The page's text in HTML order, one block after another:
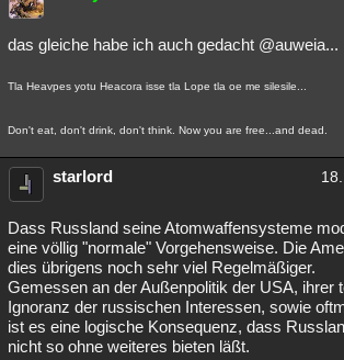
das gleiche habe ich auch gedacht @auweia...
Tla Heavpes yotu Heacora isse tla Lope tla oe me silesile...
Don't eat, don't drink, don't think. Now you are free...and dead.
starlord
Dass Russland seine Atomwaffensysteme
eine völlig "normale" Vorgehensweise. Die
dies übrigens noch sehr viel Regelmäßiger.
Gemessen an der Außenpolitik der USA, ihrer
Ignoranz der russischen Interessen, sowie
ist es eine logische Konsequenz, dass
nicht so ohne weiteres bieten läßt.